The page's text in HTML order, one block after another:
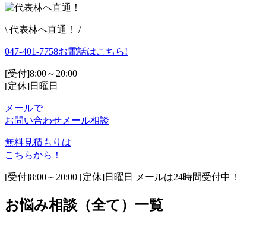
\ 代表林へ直通！ /
047-401-7758お電話はこちら!
[受付]8:00～20:00
[定休]日曜日
メールで
お問い合わせ メール相談
無料見積もりは
こちらから！
[受付]8:00～20:00 [定休]日曜日 メールは24時間受付中！
お悩み相談（全て）一覧